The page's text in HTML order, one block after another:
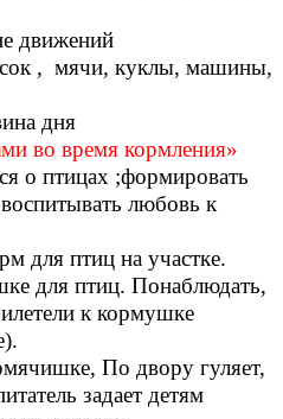
движений
, мячи, куклы, машины,
во время кормления»
о птицах ;формировать
любовь к
для птиц на участке.
для птиц. Понаблюдать,
к кормушке
По двору гуляет,
задает детям